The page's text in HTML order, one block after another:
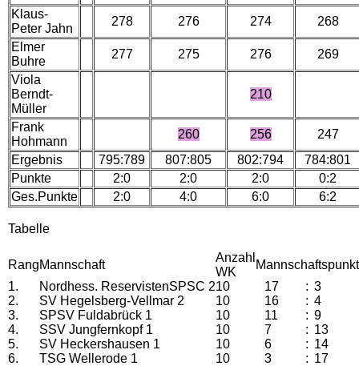
Klaus-
Peter Jahn
278 276 274
268
Elmer
Buhre
277 275 276
269
Viola
Berndt-
Müller
210
Frank
Hohmann
260 256
247
Ergebnis
795:789 807:805 802:794
784:801
Punkte
2:0 2:0 2:0
0:2
Ges.Punkte
2:0 4:0 6:0 6:2
Tabelle
RangMannschaft
Anzahl
WK
1.
Nordhess. ReservistenSPSC 210 17 : 3
2.
SV Hegelsberg-Vellmar 2 10 16 : 4
3.
SPSV Fuldabrück 1 10 11 : 9
4.
SSV Jungfernkopf 1 10 7 : 13
5.
SV Heckershausen 1 10 6 : 14
6.
TSG Wellerode 1 10 3 : 17